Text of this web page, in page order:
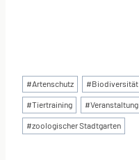
Schlagworte:
#Artenschutz #Biodiversität
#Tiertraining #Veranstaltung
#zoologischer Stadtgarten